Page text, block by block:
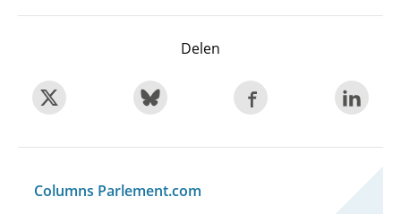
Delen
Columns Parlement.com